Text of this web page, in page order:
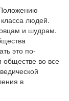
людей.
и шудрам.
это по-
обществе во все
в